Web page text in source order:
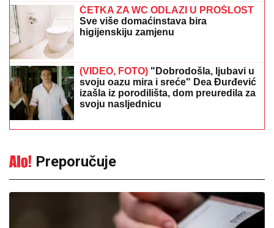
ČETKA ZA WC ODLAZI U PROŠLOST
Sve više domaćinstava bira
higijenskiju zamjenu
(VIDEO, FOTO) "Dobrodošla, ljubavi u
svoju oazu mira i sreće" Dea Đurđević
izašla iz porodilišta, dom preuredila za
svoju nasljednicu
Preporučuje